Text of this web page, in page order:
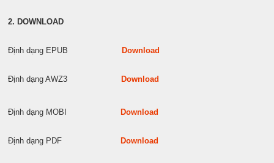
2. DOWNLOAD
Định dạng EPUB Download
Định dạng AWZ3 Download
Định dạng MOBI Download
Định dạng PDF Download